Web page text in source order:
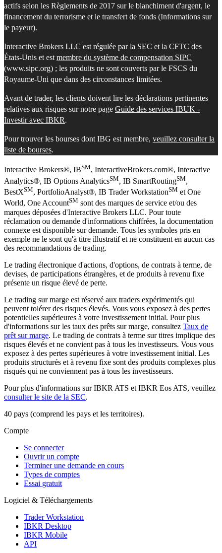
actifs selon les Règlements de 2017 sur le blanchiment d'argent, le
financement du terrorisme et le transfert de fonds (Informations sur
le payeur).
Interactive Brokers LLC est régulée par la SEC et la CFTC des
États-Unis et estmembre du système de compensation SIPC
(www.sipc.org) ; les produits ne sont couverts par le FSCS du
Royaume-Uni que dans des circonstances limitées.
Avant de trader, les clients doivent lire les déclarations pertinentes
relatives aux risques sur notre page Guide des services IBUK -
Investir avec IBKR.
Pour trouver les bourses dont IBG est membre, veuillez consulter la
liste de bourses.
Interactive Brokers®, IBSM, InteractiveBrokers.com®, Interactive
Analytics®, IB Options AnalyticsSM, IB SmartRoutingSM,
BestXSM, PortfolioAnalyst®, IB Trader WorkstationSM et One
World, One AccountSM sont des marques de service et/ou des
marques déposées d'Interactive Brokers LLC. Pour toute
réclamation ou demande d'informations chiffrées, la documentation
connexe est disponible sur demande. Tous les symboles pris en
exemple ne le sont qu'à titre illustratif et ne constituent en aucun cas
des recommandations de trading.
Le trading électronique d'actions, d'options, de contrats à terme, de
devises, de participations étrangères, et de produits à revenu fixe
présente un risque élevé de perte.
Le trading sur marge est réservé aux traders expérimentés qui
peuvent tolérer des risques élevés. Vous vous exposez à des pertes
potentielles supérieures à votre investissement initial. Pour plus
d'informations sur les taux des prêts sur marge, consultez Taux de
prêt sur marge. Le trading de contrats à terme sur titres implique des
risques élevés et ne convient pas à tous les investisseurs. Vous vous
exposez à des pertes supérieures à votre investissement initial. Les
produits structurés et à revenu fixe sont des produits complexes plus
risqués qui ne conviennent pas à tous les investisseurs.
Pour plus d'informations sur IBKR ATS et IBKR Eos ATS, veuillez
consulter le site de la SEC.
40 pays (comprend les pays et les territoires).
Compte
Se connecter
Ouvrir un compte
Terminer une demande en cours
Types de comptes
Essai gratuit
Logiciel & Téléchargements
Trader Workstation
IBKR Desktop
IBKR Mobile
API